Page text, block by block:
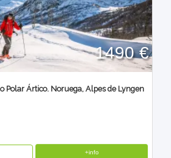
1490 €
Polar Ártico. Noruega, Alpes de Lyngen
+info